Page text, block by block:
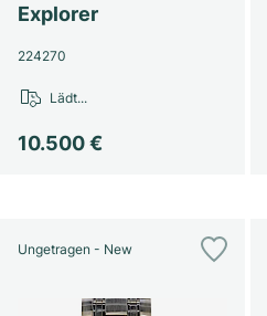
Explorer
224270
10.500 €
Lädt...
Ungetragen - New